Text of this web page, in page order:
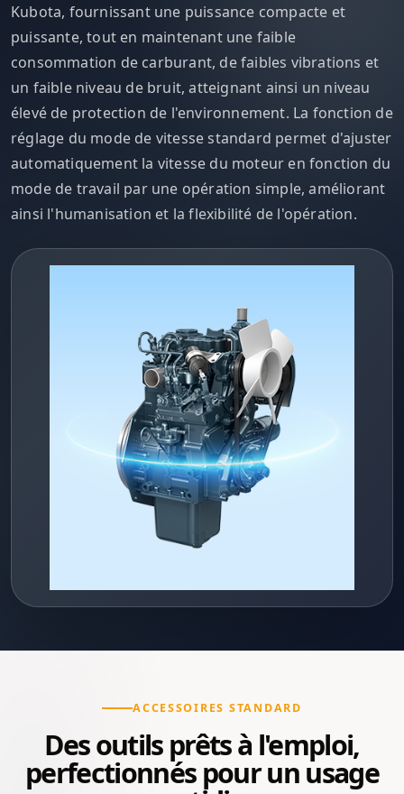
Kubota, fournissant une puissance compacte et
puissante, tout en maintenant une faible
consommation de carburant, de faibles vibrations et
un faible niveau de bruit, atteignant ainsi un niveau
élevé de protection de l'environnement. La fonction de
réglage du mode de vitesse standard permet d'ajuster
automatiquement la vitesse du moteur en fonction du
mode de travail par une opération simple, améliorant
ainsi l'humanisation et la flexibilité de l'opération.
ACCESSOIRES STANDARD
Des outils prêts à l'emploi,
perfectionnés pour un usage